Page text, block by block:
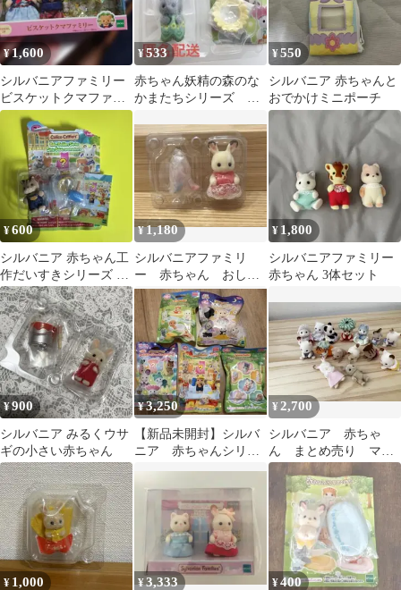
¥1,600
シルバニアファミリー
ビスケットクマファミ
リー ※赤ちゃんいませ
¥533
赤ちゃん妖精の森のな
かまたちシリーズ シ
ト 赤ちゃん
¥550
シルバニア 赤ちゃんと
おでかけミニポーチ
¥600
シルバニア 赤ちゃん工
作だいすきシリーズ く
るみリスの赤ちゃん 海
外版
¥1,180
シルバニアファミリ
ー 赤ちゃん おしゃ
れヘア シリーズ シ
ョコラウサギの赤ちゃ
ん
¥ 1,800
シルバニアファミリー
赤ちゃん 3体セット
¥900
シルバニア みるくウサ
ギの小さい赤ちゃん
¥3,250
【新品未開封】シルバ
ニア 赤ちゃんシリー
¥2,700
シルバニア 赤ちゃ
ん まとめ売り マー
メイド
¥ 1,000 ¥3,333 ¥400